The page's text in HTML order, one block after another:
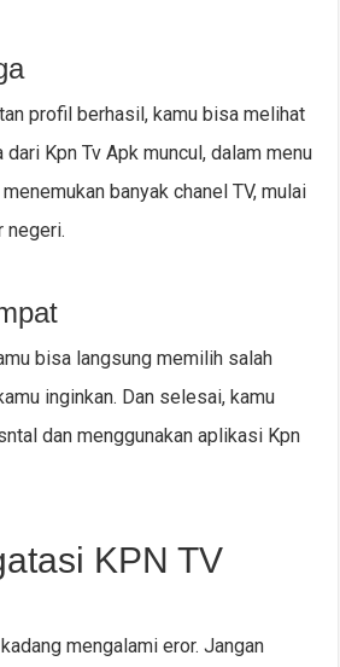
profil berhasil, kamu bisa melihat
Kpn Tv Apk muncul, dalam menu
banyak chanel TV, mulai
negeri.
bisa langsung memilih salah
inginkan. Dan selesai, kamu
dan menggunakan aplikasi Kpn
KPN TV
mengalami eror. Jangan